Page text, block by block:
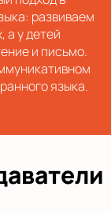
развиваем
а у детей
и письмо.
языка.